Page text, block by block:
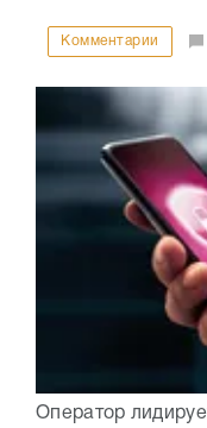
Комментарии
Оператор